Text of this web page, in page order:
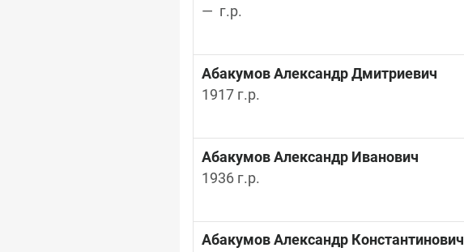
—  г.р.
Абакумов Александр Дмитриевич
1917 г.р.
Абакумов Александр Иванович
1936 г.р.
Абакумов Александр Константинович